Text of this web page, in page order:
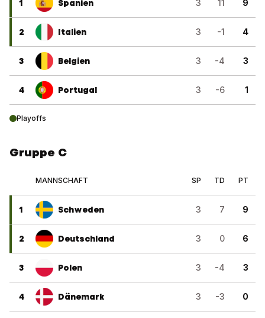
1 Spanien 3 11 9
2 Italien 3 -1 4
3 Belgien 3 -4 3
4 Portugal 3 -6 1
Playoffs
Gruppe C
MANNSCHAFT SP TD PT
1 Schweden 3 7 9
2 Deutschland 3 0 6
3 Polen 3 -4 3
4 Dänemark 3 -3 0